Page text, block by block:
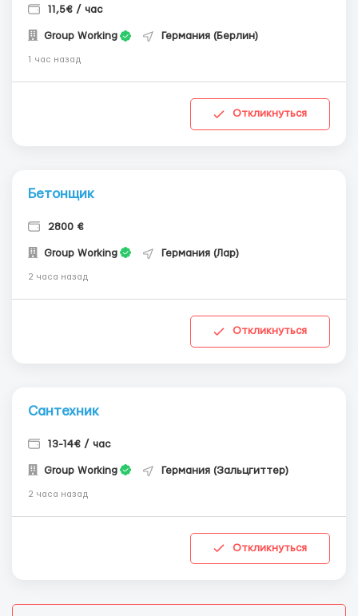
11,5€ / час
Group Working Германия (Берлин)
1 час назад
Откликнуться
Бетонщик
2800 €
Group Working Германия (Лар)
2 часа назад
Откликнуться
Сантехник
13-14€ / час
Group Working Германия (Зальцгиттер)
2 часа назад
Откликнуться